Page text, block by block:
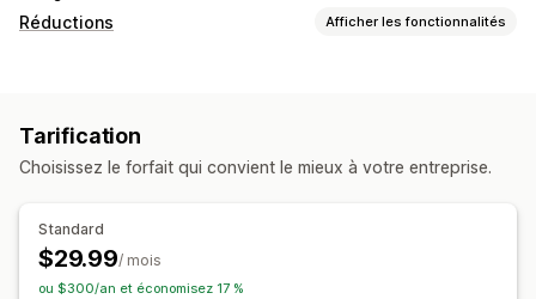
Réductions Afficher les fonctionnalités
Tarification
Choisissez le forfait qui convient le mieux à votre entreprise.
Standard
$29.99/ mois
ou $300/an et économisez 17 %